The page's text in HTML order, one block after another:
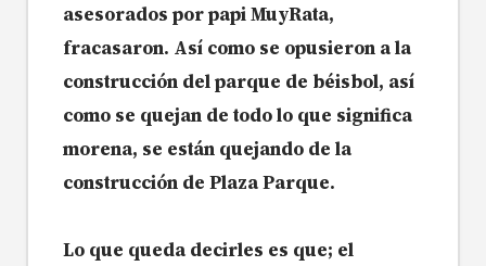
asesorados por papi MuyRata,
fracasaron. Así como se opusieron a la
construcción del parque de béisbol, así
como se quejan de todo lo que significa
morena, se están quejando de la
construcción de Plaza Parque.
Lo que queda decirles es que; el